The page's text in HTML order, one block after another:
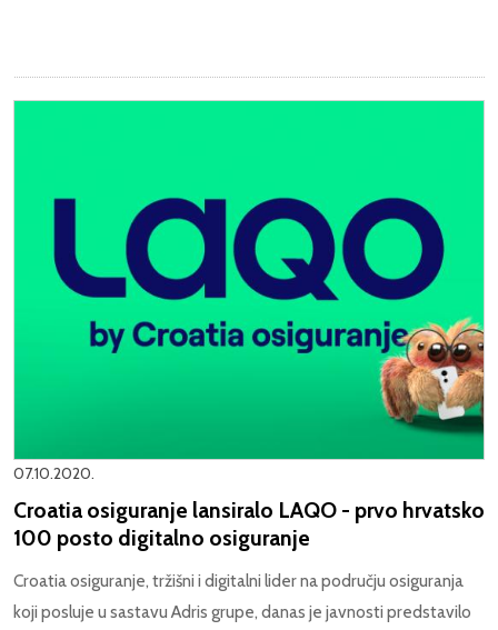
07.10.2020.
Croatia osiguranje lansiralo LAQO - prvo hrvatsko
100 posto digitalno osiguranje
Croatia osiguranje, tržišni i digitalni lider na području osiguranja
koji posluje u sastavu Adris grupe, danas je javnosti predstavilo